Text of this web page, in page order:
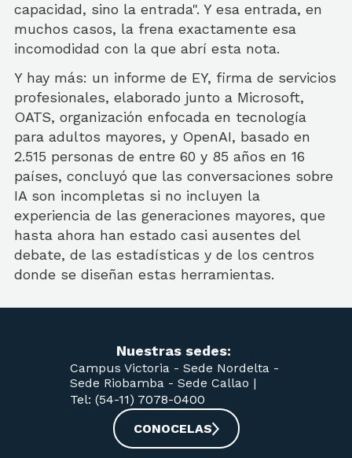
capacidad, sino la entrada". Y esa entrada, en
muchos casos, la frena exactamente esa
incomodidad con la que abrí esta nota.
Y hay más: un informe de EY, firma de servicios
profesionales, elaborado junto a Microsoft,
OATS, organización enfocada en tecnología
para adultos mayores, y OpenAI, basado en
2.515 personas de entre 60 y 85 años en 16
países, concluyó que las conversaciones sobre
IA son incompletas si no incluyen la
experiencia de las generaciones mayores, que
hasta ahora han estado casi ausentes del
debate, de las estadísticas y de los centros
donde se diseñan estas herramientas.
Nuestras sedes:
Campus Victoria - Sede Nordelta -
Sede Riobamba - Sede Callao |
Tel: (54-11) 7078-0400
CONOCELAS